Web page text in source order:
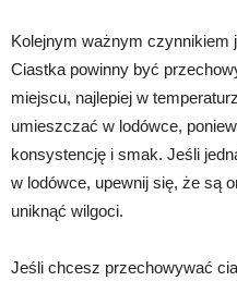
Kolejnym ważnym czynnikiem
Ciastka powinny być
miejscu, najlepiej w
umieszczać w lodówce,
konsystencję i smak. Jeśli
w lodówce, upewnij się, że są
uniknąć wilgoci.
Jeśli chcesz przechowywać